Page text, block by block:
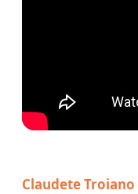
Claudete Troiano